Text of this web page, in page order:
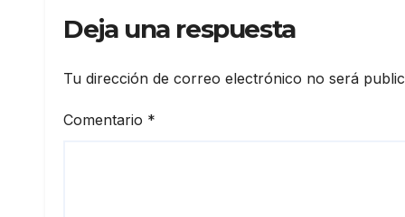
Deja una respuesta
Tu dirección de correo electrónico no será
Comentario *